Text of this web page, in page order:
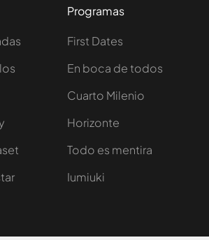
Programas
First Dates
En boca de todos
Cuarto Milenio
Horizonte
Todo es mentira
Iumiuki